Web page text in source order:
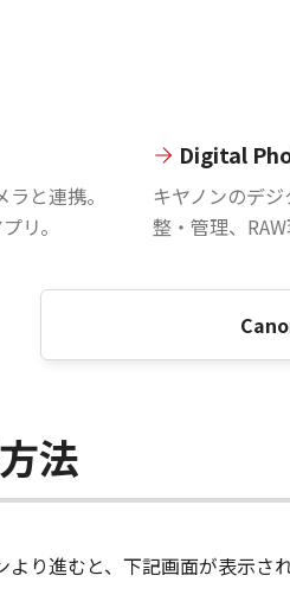
と連携。
リ。
Digital
キヤノンのデ
整・管理、
法
り進むと、下記画面が表示され